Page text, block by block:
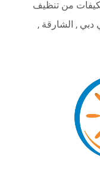
من تنظيف
دبي , الشارقة ,